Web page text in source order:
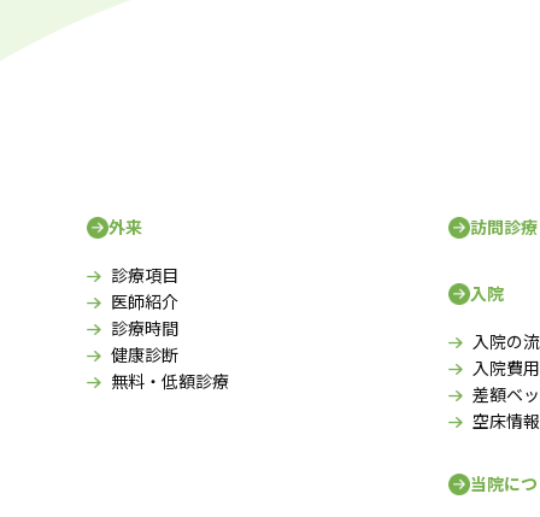
外来
診療項目
医師紹介
診療時間
健康診断
無料・低額診療
訪問診療
入院
入院の
入院費
差額ベ
空床情報
当院に